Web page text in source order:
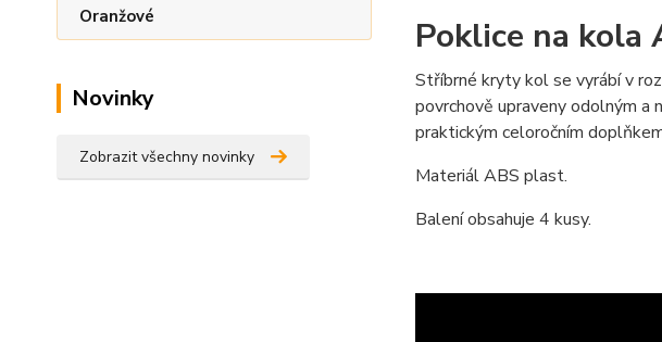
Oranžové
Novinky
Zobrazit všechny novinky
Poklice na kola
Stříbrné kryty kol se vyrábí v
povrchově upraveny odolným a
praktickým celoročním
Materiál ABS plast.
Balení obsahuje 4 kusy.